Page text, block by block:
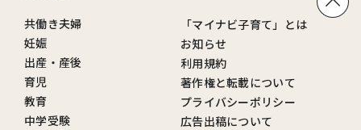
共働き夫婦
妊娠
出産・産後
育児
教育
中学受験
「マイナビ子育て」とは
お知らせ
利用規約
著作権と転載について
プライバシーポリシー
広告出稿について